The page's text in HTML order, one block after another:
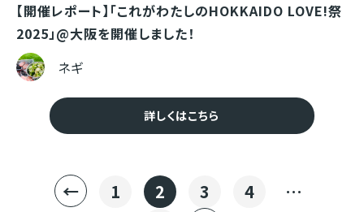
【開催レポート】「これがわたしのHOKKAIDO LOVE!祭
2025」@大阪を開催しました！
ネギ
詳しくはこちら
← 1 2 3 4
…